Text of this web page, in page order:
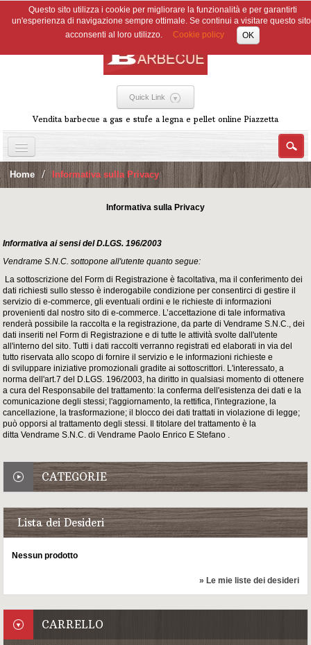
Quick Link
Vendita barbecue a gas e stufe a legna e pellet online Piazzetta
STUFE
BARBECUE A GAS
OFFERTE
Promozioni
AIUTO
RICHIEDI PREVENTIVO
Home > Informativa sulla Privacy
Informativa sulla Privacy
Informativa ai sensi del D.LGS. 196/2003
Vendrame S.N.C. sottopone all'utente quanto segue:
La sottoscrizione del Form di Registrazione è facoltativa, ma il conferimento dei
dati richiesti sullo stesso è inderogabile condizione per consentirci di gestire il
servizio di e-commerce, gli eventuali ordini e le richieste di informazioni
provenienti dal nostro sito di e-commerce. L’accettazione di tale informativa
renderà possibile la raccolta e la registrazione, da parte di Vendrame S.N.C., dei
dati inseriti nel Form di Registrazione e di tutte le attività svolte dall'utente
all'interno del sito. Tutti i dati raccolti verranno registrati ed elaborati in via del
tutto riservata allo scopo di fornire il servizio e le informazioni richieste e
di sviluppare iniziative promozionali gradite ai sottoscrittori. L'interessato, a
norma dell'art.7 del D.LGS. 196/2003, ha diritto in qualsiasi momento di ottenere
a cura del Responsabile del trattamento: la conferma dell'esistenza dei dati e la
comunicazione degli stessi; l'aggiornamento, la rettifica, l'integrazione, la
cancellazione, la trasformazione; il blocco dei dati trattati in violazione di legge;
può opporsi al trattamento degli stessi. Il titolare del trattamento è la
ditta Vendrame S.N.C. di Vendrame Paolo Enrico E Stefano .
CATEGORIE
Lista dei Desideri
Nessun prodotto
» Le mie liste dei desideri
CARRELLO
Questo sito utilizza i cookie per migliorare la funzionalità e per garantirti
un'esperienza di navigazione sempre ottimale. Se continui a visitare questo
acconsenti al loro utilizzo. Cookie policy OK